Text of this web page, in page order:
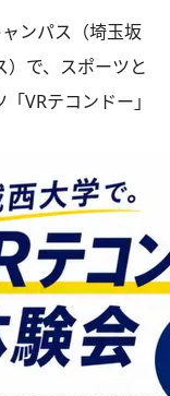
ンパス（埼玉坂
で、スポーツと
VRテコンドー」